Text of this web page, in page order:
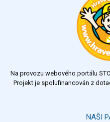
Výsledky
Na provozu webového portálu
Projekt je spolufinancován z
NAŠI